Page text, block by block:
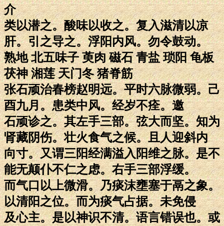
介
类以潜之。酸味以收之。复入滋清以凉
肝。引之导之。浮阳内风。勿令鼓动。
熟地 北五味子 萸肉 磁石 青盐 琐阳 龟板
茯神 湘莲 天门冬 猪脊筋
张石顽治春榜赵明远。平时六脉微弱。己
酉九月。患类中风。经岁不痊。邀
石顽诊之。其左手三部。弦大而坚。知为
肾藏阴伤。壮火食气之候。且人迎斜内
向寸。又谓三阳经满溢入阳维之脉。是不
能无颠仆不仁之虑。右手三部浮缓。
而气口以上微滑。乃痰沫壅塞于鬲之象。
以清阳之位。而为痰气占据。未免侵
及心主。是以神识不清。语言错误也。或